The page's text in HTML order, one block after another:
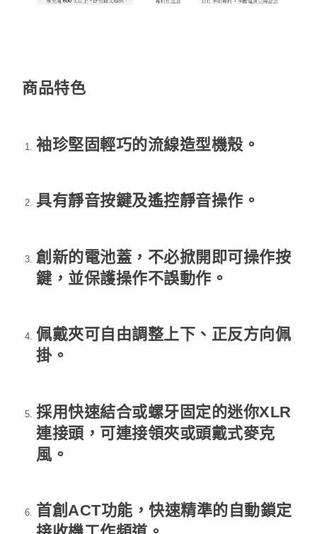
商品特色
袖珍堅固輕巧的流線造型機殼。
具有靜音按鍵及遙控靜音操作。
創新的電池蓋，不必掀開即可操作按
鍵，並保護操作不誤動作。
佩戴夾可自由調整上下、正反方向佩
掛。
採用快速結合或螺牙固定的迷你XLR
連接頭，可連接領夾或頭戴式麥克
風。
首創ACT功能，快速精準的自動鎖定